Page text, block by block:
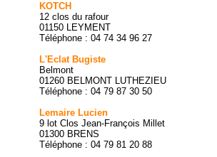
KOTCH
12 clos du rafour
01150 LEYMENT
Téléphone : 04 74 34 96 27
L'Eclat Bugiste
Belmont
01260 BELMONT LUTHEZIEU
Téléphone : 04 79 87 30 50
Lemaire Lucien
9 lot Clos Jean-François Millet
01300 BRENS
Téléphone : 04 79 81 20 88